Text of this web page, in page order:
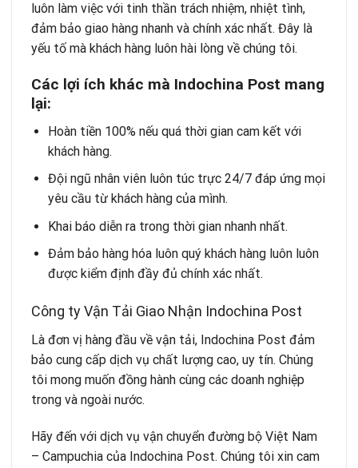
luôn làm việc với tinh thần trách nhiệm, nhiệt tình,
đảm bảo giao hàng nhanh và chính xác nhất. Đây là
yếu tố mà khách hàng luôn hài lòng về chúng tôi.
Các lợi ích khác mà Indochina Post mang
lại:
Hoàn tiền 100% nếu quá thời gian cam kết với
khách hàng.
Đội ngũ nhân viên luôn túc trực 24/7 đáp ứng mọi
yêu cầu từ khách hàng của mình.
Khai báo diễn ra trong thời gian nhanh nhất.
Đảm bảo hàng hóa luôn quý khách hàng luôn luôn
được kiểm định đầy đủ chính xác nhất.
Công ty Vận Tải Giao Nhận Indochina Post
Là đơn vị hàng đầu về vận tải, Indochina Post đảm
bảo cung cấp dịch vụ chất lượng cao, uy tín. Chúng
tôi mong muốn đồng hành cùng các doanh nghiệp
trong và ngoài nước.
Hãy đến với dịch vụ vận chuyển đường bộ Việt Nam
– Campuchia của Indochina Post. Chúng tôi xin cam